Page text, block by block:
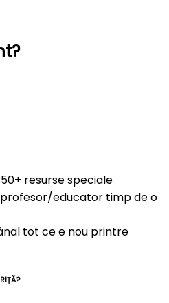
resurse speciale
educator timp de o
tot ce e nou printre